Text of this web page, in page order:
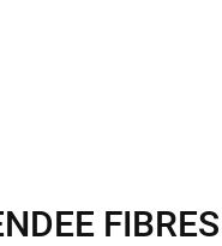
FIBRES